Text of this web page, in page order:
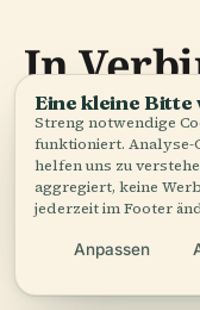
In
Holen Sie sich
Audiala App
Instagram|Twitter
Eine kleine Bitte
Streng notwendige
funktioniert. Analyse-
helfen uns zu
aggregiert, keine
jederzeit im Footer
Anpassen